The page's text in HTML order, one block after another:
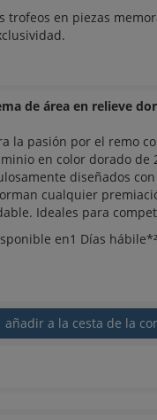
en piezas
de área en relieve
la pasión por el remo
en color dorado de
diseñados
cualquier
Ideales para
en1 Días hábile*²
añadir a la cesta de la